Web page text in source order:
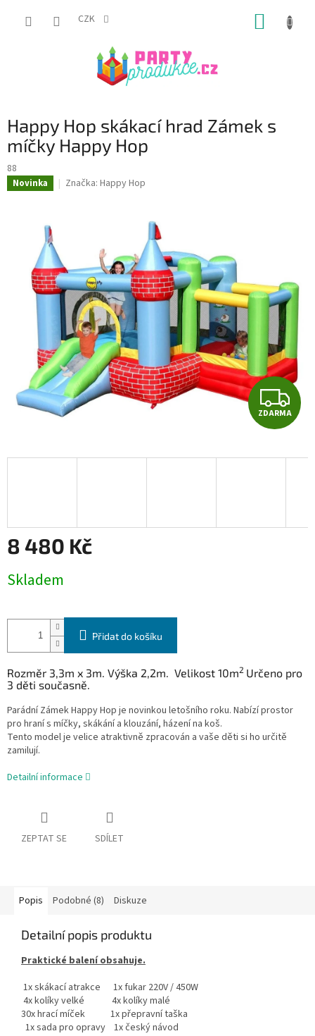
CZK
Happy Hop skákací hrad Zámek s
míčky Happy Hop
88
Novinka Značka: Happy Hop
Z
D
A
ZDARMA
8 480 Kč
cena:
Skladem
Přidat do košíku
Rozměr 3,3m x 3m. Výška 2,2m. Velikost 10m2 Určeno pro
3 děti současně.
Parádní Zámek Happy Hop je novinkou letošního roku. Nabízí prostor
pro hraní s míčky, skákání a klouzání, házení na koš.
Tento model je velice atraktivně zpracován a vaše děti si ho určitě
zamilují.
Detailní informace
ZEPTAT SE SDÍLET
Popis Podobné (8) Diskuze
Detailní popis produktu
Praktické balení obsahuje.
1x skákací atrakce 1x fukar 220V / 450W
4x kolíky velké 4x kolíky malé
30x hrací míček 1x přepravní taška
1x sada pro opravy 1x český návod